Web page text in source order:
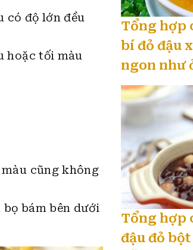
có độ lớn đều
hoặc tối màu
cũng không
bám bên dưới
Tổng hợp
bí đỏ đậu
ngon như
2026
Tổng hợp
đậu đỏ